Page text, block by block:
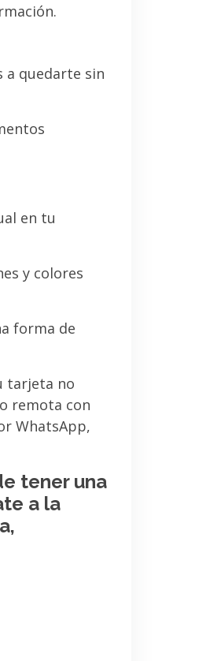
a quedarte sin
en tu
y colores
forma de
tarjeta no
remota con
WhatsApp,
tener una
a la